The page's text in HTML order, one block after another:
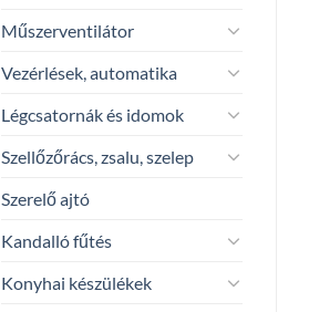
Műszerventilátor
Vezérlések, automatika
Légcsatornák és idomok
Szellőzőrács, zsalu, szelep
Szerelő ajtó
Kandalló fűtés
Konyhai készülékek